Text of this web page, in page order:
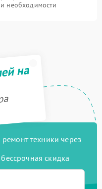
необходимости
на
техники через
скидка